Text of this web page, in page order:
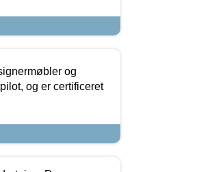
og
og er certificeret